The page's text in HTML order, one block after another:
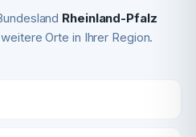
Rheinland-Pfalz
Orte in Ihrer Region.